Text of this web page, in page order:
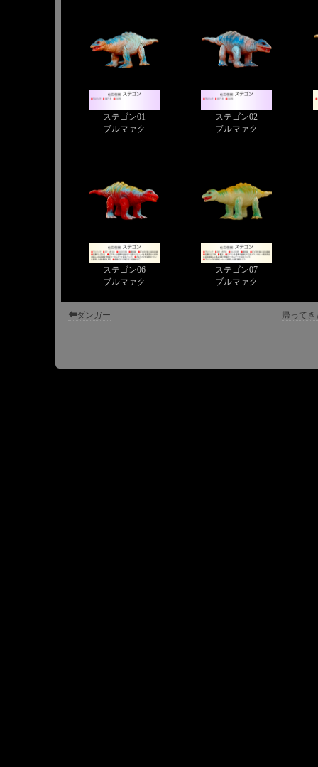
ステゴン01
ブルマァク
ステゴン02
ブルマァク
ステゴン06
ブルマァク
ステゴン07
ブルマァク
ダンガー 帰って